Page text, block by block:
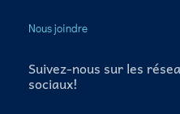
Nous joindre
Suivez-nous sur les
sociaux!